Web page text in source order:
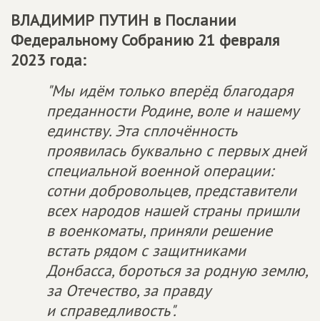
ВЛАДИМИР ПУТИН в Послании
Федеральному Собранию 21 февраля
2023 года:
"Мы идём только вперёд благодаря
преданности Родине, воле и нашему
единству. Эта сплочённость
проявилась буквально с первых дней
специальной военной операции:
сотни добровольцев, представители
всех народов нашей страны пришли
в военкоматы, приняли решение
встать рядом с защитниками
Донбасса, бороться за родную землю,
за Отечество, за правду
и справедливость".